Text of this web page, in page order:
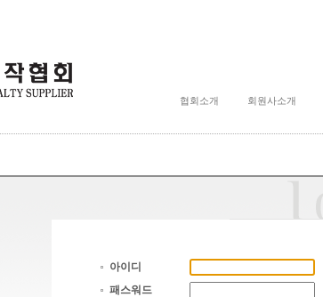
협회소개 회원사소개
아이디
패스워드